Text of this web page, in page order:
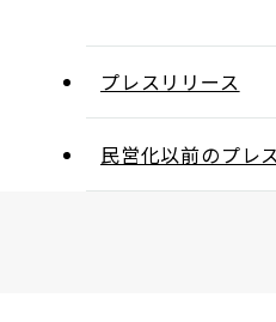
プレスリリース
民営化以前のプレ